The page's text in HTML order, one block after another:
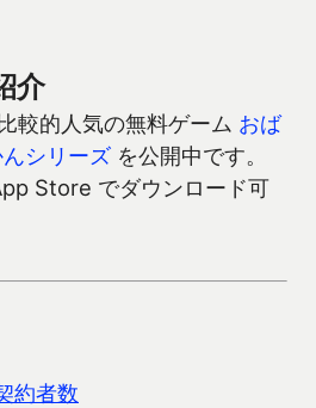
介
較的人気の無料ゲーム おば
シリーズ を公開中です。
Store でダウンロード可
約者数